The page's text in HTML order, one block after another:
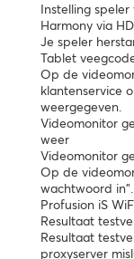
Instelling
Harmony via
Je speler
Tablet
Op de
klantenservice
weergegeven.
Videomonitor
weer
Videomonitor
Op de
wachtwoord in".
Profusion iS
Resultaat
Resultaat
proxyserver